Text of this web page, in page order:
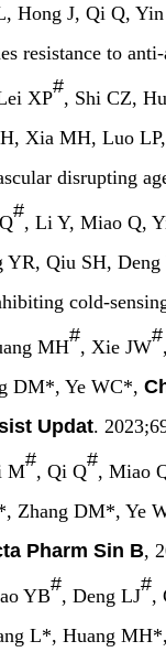
Hong J, Qi Q,
resistance to
XP
#
, Shi CZ,
Xia MH, Luo
disrupting
#
, Li Y, Miao Q,
YR, Qiu SH,
cold-
MH
#
, Xie JW
#
DM*, Ye WC*,
Updat.
M
#
, Qi Q
#
, Miao
Zhang DM*, Ye
Pharm Sin B,
YB
#
, Deng LJ
#
,
L*, Huang